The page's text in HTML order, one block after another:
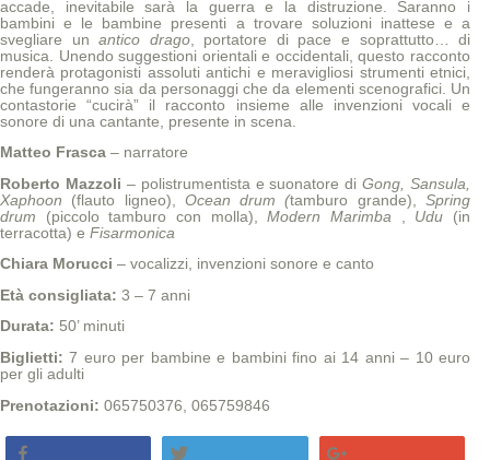
accade, inevitabile sarà la guerra e la distruzione. Saranno i
bambini e le bambine presenti a trovare soluzioni inattese e a
svegliare unantico drago, portatore di pace e soprattutto… di
musica. Unendo suggestioni orientali e occidentali, questo racconto
renderà protagonisti assoluti antichi e meravigliosi strumenti etnici,
che fungeranno sia da personaggi che da elementi scenografici. Un
contastorie “cucirà” il racconto insieme alle invenzioni vocali e
sonore di una cantante, presente in scena.
Matteo Frasca – narratore
Roberto Mazzoli – polistrumentista e suonatore diGong , Sansula,
Xaphoon (flauto ligneo), Ocean drum (tamburo grande),Spring
drum (piccolo tamburo con molla),Modern Marimba Udu
(in
terracotta) e Fisarmonica
Chiara Morucci – vocalizzi, invenzioni sonore e canto
Età consigliata: 3 – 7 anni
Durata: 50’ minuti
Biglietti: 7 euro per bambine e bambini fino ai 14 anni – 10 euro
per gli adulti
Prenotazioni: 065750376, 065759846